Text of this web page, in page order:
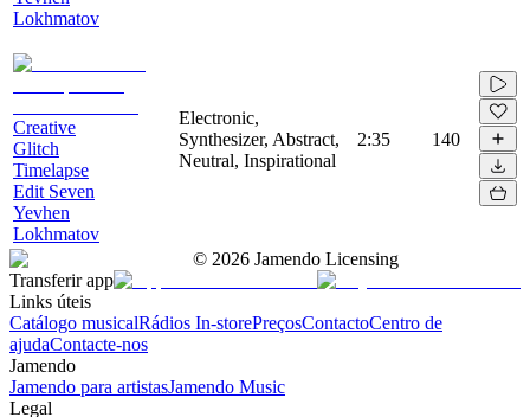
Lokhmatov
Creative
Glitch
Timelapse
Edit Seven
Yevhen
Lokhmatov
Electronic,
Synthesizer, Abstract,
Neutral, Inspirational
2:35 140
© 2026 Jamendo Licensing
Transferir app
Links úteis
Catálogo musicalRádios In-storePreçosContactoCentro de
ajudaContacte-nos
Jamendo
Jamendo para artistasJamendo Music
Legal